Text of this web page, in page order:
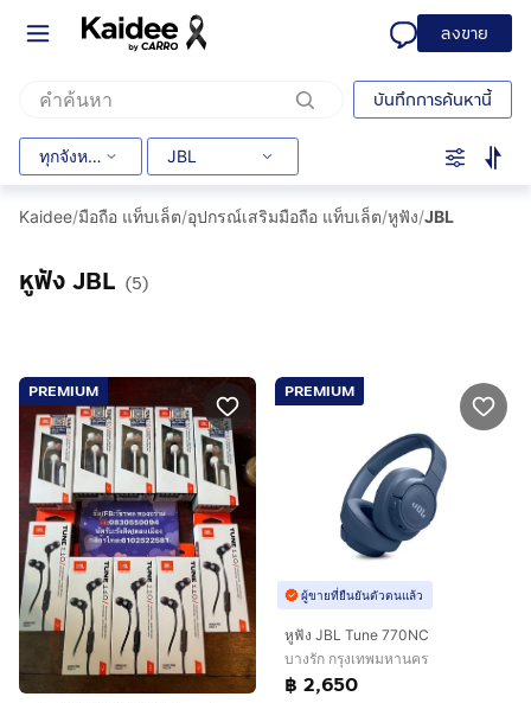
ลงขาย
บันทึกการค้นหานี้
ทุกจังหวัด JBL
Kaidee/มือถือ แท็บเล็ต/อุปกรณ์เสริมมือถือ แท็บเล็ต/หูฟัง/JBL
หูฟัง JBL (5)
PREMIUM PREMIUM
ผู้ขายที่ยืนยันตัวตนแล้ว
หูฟัง JBL Tune 770NC
บางรัก กรุงเทพมหานคร
฿ 2,650